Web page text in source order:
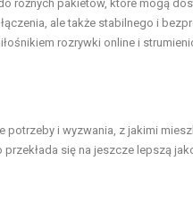
różnych pakietów, które mogą
ale także stabilnego i
rozrywki online i
potrzeby i wyzwania, z jakimi
się na jeszcze lepszą